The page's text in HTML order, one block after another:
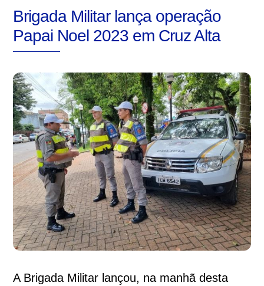
Brigada Militar lança operação
Papai Noel 2023 em Cruz Alta
A Brigada Militar lançou, na manhã desta